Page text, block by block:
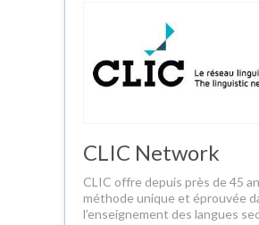
CLIC Network
CLIC offre depuis près de 45
méthode unique et éprouvée
l’enseignement des langues